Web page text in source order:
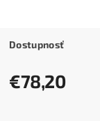
Dostupnosť
€78,20